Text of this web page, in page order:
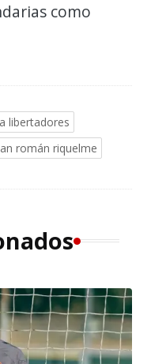
como
libertadores
román riquelme